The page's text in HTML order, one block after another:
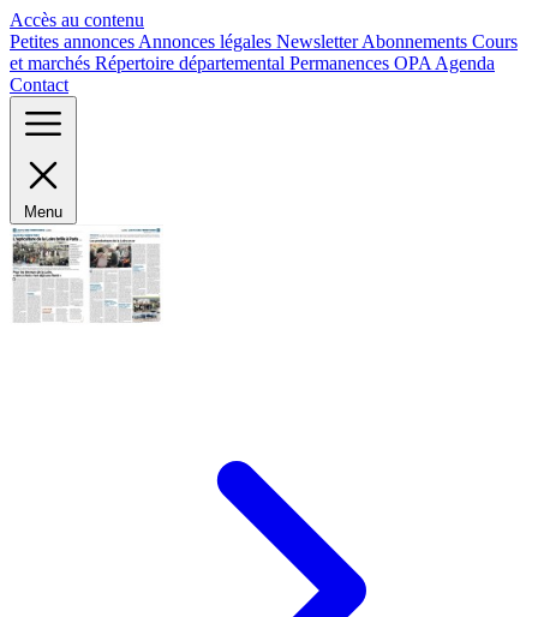
Accès au contenu
Petites annonces Annonces légales NewsletterAbonnements Cours
et marchés Répertoire départemental Permanences OPA Agenda
Contact
Menu
Panneau de gestion des cookies